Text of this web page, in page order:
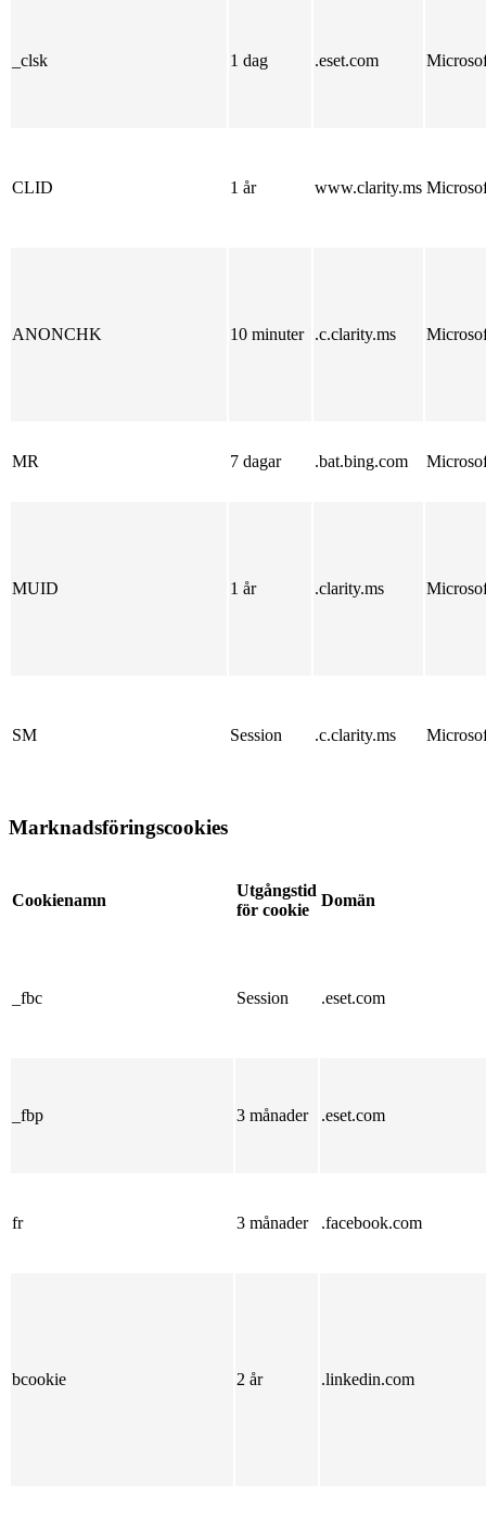
_clsk 1 dag .eset.com
CLID 1 år www.clarity.ms
ANONCHK 10 minuter .c.clarity.ms
MR 7 dagar .bat.bing.com
MUID 1 år .clarity.ms
SM Session .c.clarity.ms
Marknadsföringscookies
Cookienamn
Utgångstid
för cookie
Domän
_fbc Session .eset.com
_fbp 3 månader .eset.com
fr 3 månader .facebook.com
bcookie 2 år .linkedin.com